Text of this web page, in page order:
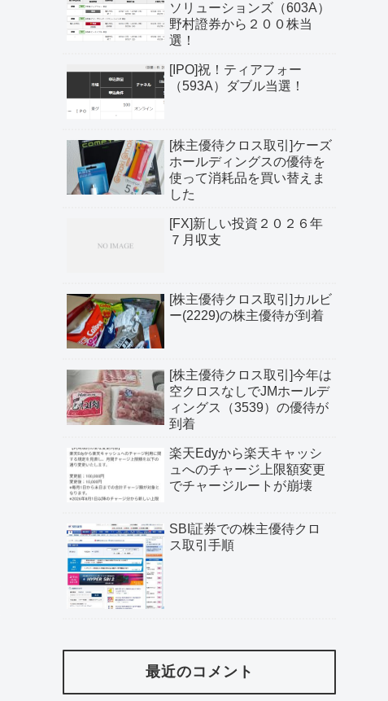
ソリューションズ（603A）
野村證券から２００株当
選！
[IPO]祝！ティアフォー
（593A）ダブル当選！
[株主優待クロス取引]ケーズ
ホールディングスの優待を
使って消耗品を買い替えま
した
[FX]新しい投資２０２６年
７月収支
[株主優待クロス取引]カルビ
ー(2229)の株主優待が到着
[株主優待クロス取引]今年は
空クロスなしでJMホールデ
ィングス（3539）の優待が
到着
楽天Edyから楽天キャッシ
ュへのチャージ上限額変更
でチャージルートが崩壊
SBI証券での株主優待クロ
ス取引手順
最近のコメント